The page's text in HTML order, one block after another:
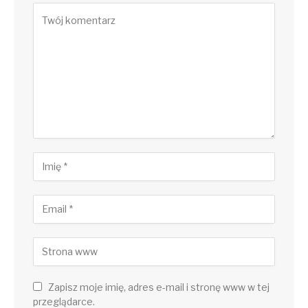
Zapisz moje imię, adres e-mail i stronę www w tej
przeglądarce.